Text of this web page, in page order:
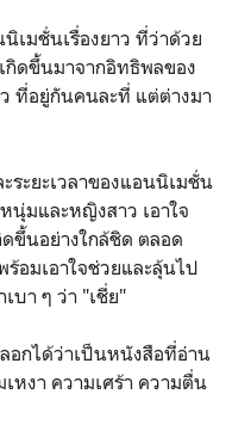
มชั่นเรื่องยาว ที่ว่าด้วย
กิดขึ้นมาจากอิทธิพลของ
ที่อยู่กันคนละที่ แต่ต่างมา
ะยะเวลาของแอนนิเมชั่น
นุ่มและหญิงสาว เอาใจ
ขึ้นอย่างใกล้ชิด ตลอด
อมเอาใจช่วยและลุ้นไป
บา ๆ ว่า "เชี่ย"
กได้ว่าเป็นหนังสือที่อ่าน
หงา ความเศร้า ความตื่น